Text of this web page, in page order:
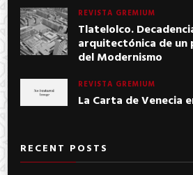
REVISTA GREMIUM
Tlatelolco.
arquitectónica de un
del Modernismo
REVISTA GREMIUM
La Carta de Venecia
RECENT POSTS